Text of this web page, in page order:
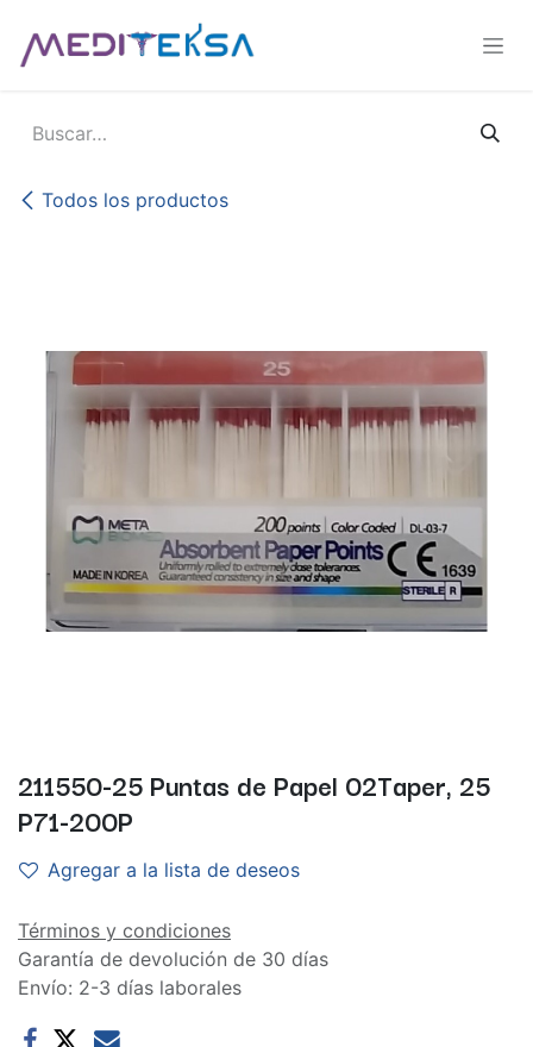
Todos los productos
211550-25 Puntas de Papel 02Taper, 25
P71-200P
Agregar a la lista de deseos
Términos y condiciones
Garantía de devolución de 30 días
Envío: 2-3 días laborales